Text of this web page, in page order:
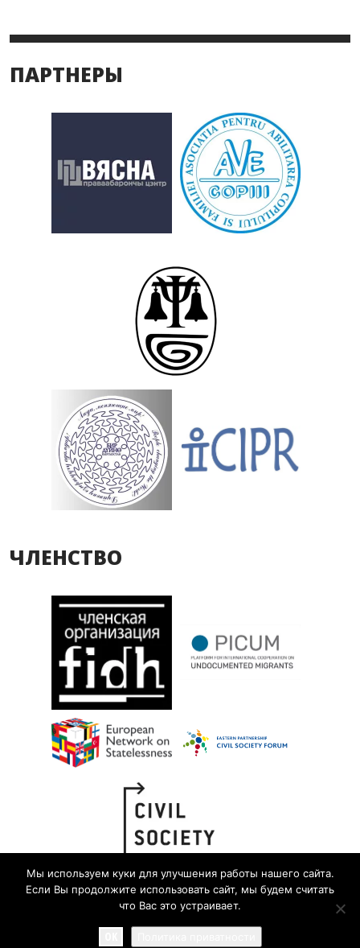
ПАРТНЕРЫ
ЧЛЕНСТВО
Мы используем куки для улучшения работы нашего сайта.
Если Вы продолжите использовать сайт, мы будем считать
что Вас это устраивает.